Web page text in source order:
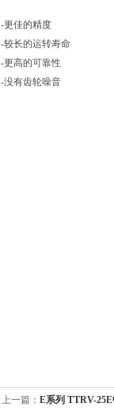
-更佳的精度
-较长的运转寿命
-更高的可靠性
-没有齿轮噪音
上一篇： E系列 TTRV-